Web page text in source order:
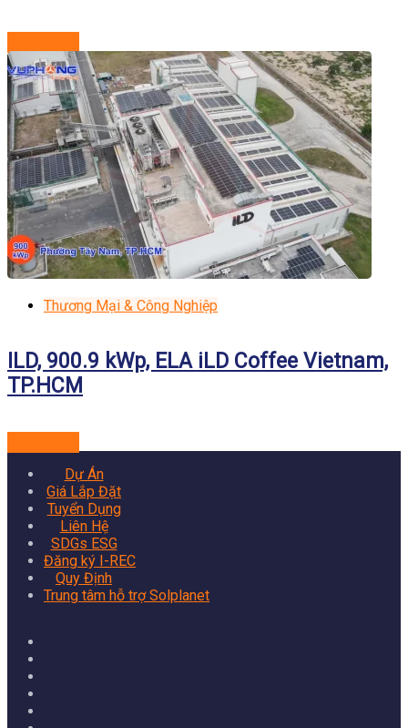
Thương Mại & Công Nghiệp
ILD, 900.9 kWp, ELA iLD Coffee Vietnam,
TP.HCM
Dự Án
Giá Lắp Đặt
Tuyển Dụng
Liên Hệ
SDGs ESG
Đăng ký I-REC
Quy Định
Trung tâm hỗ trợ Solplanet